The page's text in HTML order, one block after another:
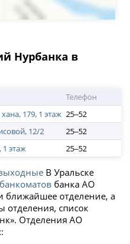
Нурбанка в
Телефон
179, 1 этаж 25‒52
12/2
25‒52
1 этаж
25‒52
В Уральске
банка АО
ближайшее отделение, а
отделения, список
Отделения АО